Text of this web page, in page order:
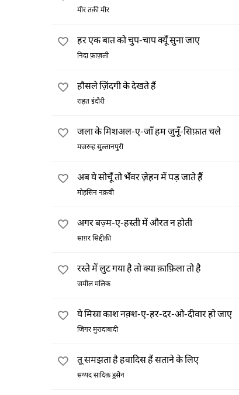
मीर तक़ी मीर
हर एक बात को चुप-चाप क्यूँ सुना जाए
निदा फ़ाज़ली
हौसले ज़िंदगी के देखते हैं
राहत इंदौरी
जला के मिशअल-ए-जाँ हम जुनूँ-सिफ़ात चले
मजरूह सुल्तानपुरी
अब ये सोचूँ तो भँवर ज़ेहन में पड़ जाते हैं
मोहसिन नक़वी
अगर बज़्म-ए-हस्ती में औरत न होती
साग़र सिद्दीक़ी
रस्ते में लुट गया है तो क्या क़ाफ़िला तो है
जमील मलिक
ये मिस्रा काश नक़्श-ए-हर-दर-ओ-दीवार हो जाए
जिगर मुरादाबादी
तू समझता है हवादिस हैं सताने के लिए
सय्यद सादिक़ हुसैन